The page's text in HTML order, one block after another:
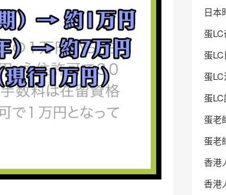
日本
蛋
蛋
蛋
蛋
蛋老
蛋老
香港
香港